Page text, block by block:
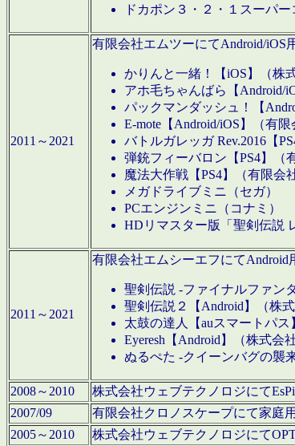
ドカポン３・２・１スーパ
2011～2021
有限会社エムツーにてAndroid/iOS
かりんと一緒！【iOS】（株
アホ毛ちゃんばら【Android/
パックマンダッシュ！【
E-mote【Android/iOS】（有限
バトルガレッガ Rev.2016【
弾銃フィーバロン【PS4】（
魔法大作戦【PS4】（有限会
メガドライブミニ（セガ）
PCエンジンミニ（コナミ）
HDリマスター版「聖剣伝説
2011～2021
有限会社エムシーエフにてAndroid
聖剣伝説 -ファイナルファン
聖剣伝説２【Android】（株
太鼓の達人【auスマートパ
Eyeresh【Android】（株式会
ぬるぺた -クイーンバグの襲
2008～2010
株式会社ウェブテクノロジにて
2007/09
有限会社クロノスケープにて家庭
2005～2010
株式会社ウェブテクノロジにて